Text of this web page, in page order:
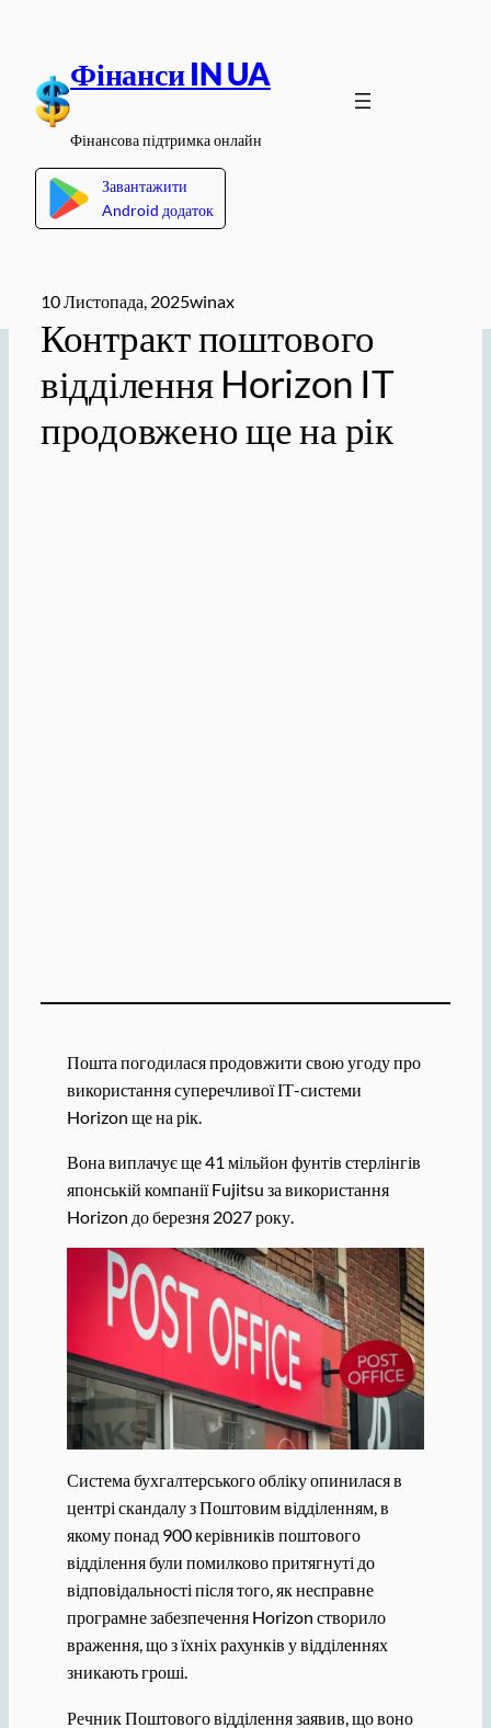
вмісту
Фінанси IN UA
Фінансова підтримка онлайн
Завантажити
Android додаток
10 Листопада, 2025winax
Контракт поштового
відділення Horizon IT
продовжено ще на рік
Пошта погодилася продовжити свою угоду про
використання суперечливої ​​ІТ-системи
Horizon ще на рік.
Вона виплачує ще 41 мільйон фунтів стерлінгів
японській компанії Fujitsu за використання
Horizon до березня 2027 року.
Система бухгалтерського обліку опинилася в
центрі скандалу з Поштовим відділенням, в
якому понад 900 керівників поштового
відділення були помилково притягнуті до
відповідальності після того, як несправне
програмне забезпечення Horizon створило
враження, що з їхніх рахунків у відділеннях
зникають гроші.
Речник Поштового відділення заявив, що воно